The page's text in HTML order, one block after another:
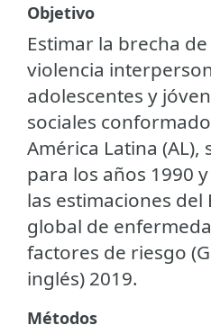
Objetivo
Estimar la brecha
violencia
adolescentes y
sociales
América Latina (AL),
para los años 1990
las estimaciones del
global de
factores de riesgo
inglés) 2019.
Métodos